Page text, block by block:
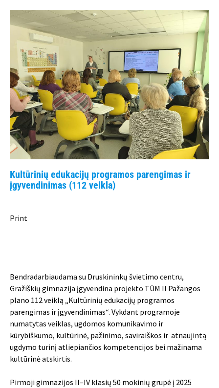
Kultūrinių edukacijų programos parengimas ir
įgyvendinimas (112 veikla)
Print
Bendradarbiaudama su Druskininkų švietimo centru,
Gražiškių gimnazija įgyvendina projekto TŪM II Pažangos
plano 112 veiklą „Kultūrinių edukacijų programos
parengimas ir įgyvendinimas“. Vykdant programoje
numatytas veiklas, ugdomos komunikavimo ir
kūrybiškumo, kultūrinė, pažinimo, saviraiškos ir atnaujintą
ugdymo turinį atliepiančios kompetencijos bei mažinama
kultūrinė atskirtis.
Pirmoji gimnazijos II–IV klasių 50 mokinių grupė į 2025